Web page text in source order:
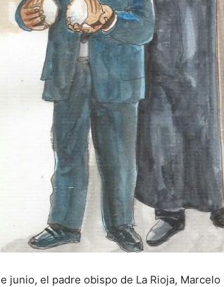
junio, el padre obispo de La Rioja,